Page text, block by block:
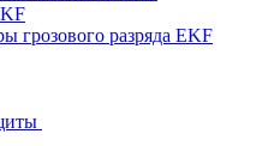
грозового разряда EKF